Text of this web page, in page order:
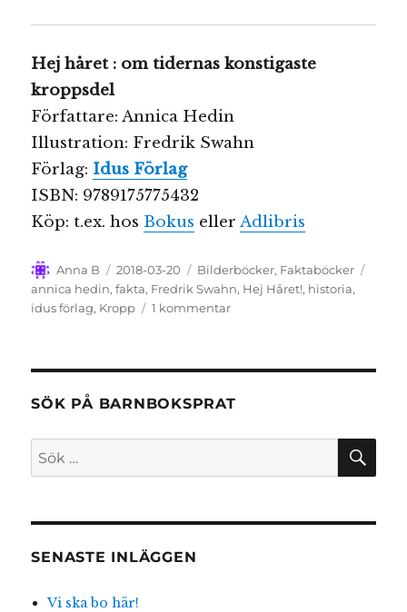
Hej håret : om tidernas konstigaste
kroppsdel
Författare: Annica Hedin
Illustration: Fredrik Swahn
Förlag: Idus Förlag
ISBN: 9789175775432
Köp: t.ex. hos Bokus ellerAdlibris
Författare
Anna B
Publicerat
den
2018-03-20 Kategorier
Bilderböcker, Faktaböcker
annica hedin,fakta, Fredrik Swahn, Hej Håret!, historia,
idus förlag, Kropp 1 kommentartill
tidernas
kroppsdel
SÖK PÅ BARNBOKSPRAT
Sök
SENASTE INLÄGGEN
Vi ska bo här!